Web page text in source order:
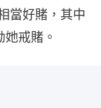
當好賭，其中
戒賭。